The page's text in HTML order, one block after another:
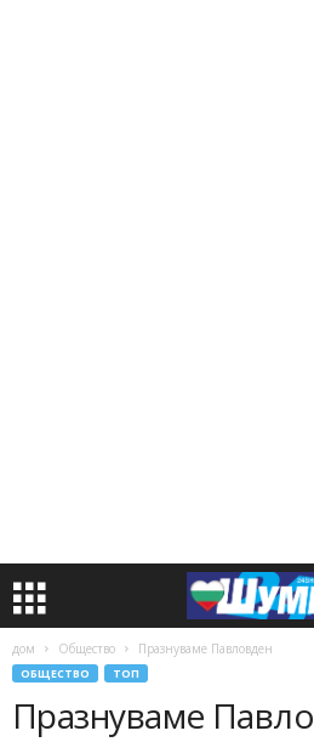
дом Общество Празнуваме Павловден
ОБЩЕСТВО ТОП
Празнуваме